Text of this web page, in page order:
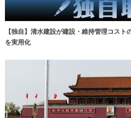
【独自】清水建設が建設・維持管理コス
を実用化